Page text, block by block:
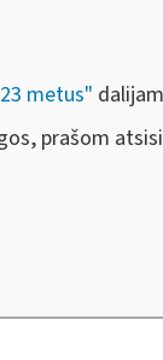
metus"
prašom